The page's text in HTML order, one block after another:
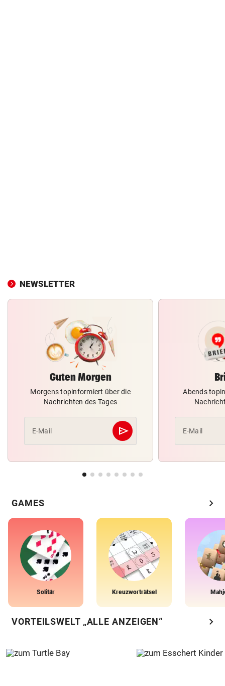
NEWSLETTER
Guten Morgen
Morgens topinformiert über die
Nachrichten des Tages
E-Mail send
Abschicken
Abends
E-Mail
GAMES chevron_right
Solitär Kreuzworträtsel
VORTEILSWELT „ALLE ANZEIGEN“ chevron_right